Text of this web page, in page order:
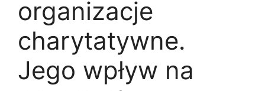
organizacje
charytatywne.
Jego wpływ na